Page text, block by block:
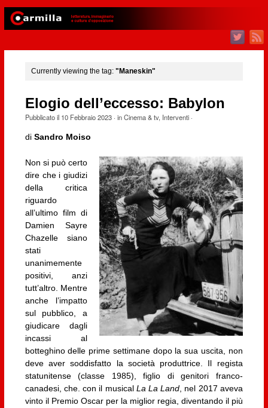
Currently viewing the tag: "Maneskin"
Elogio dell’eccesso: Babylon
Pubblicato il 10 Febbraio 2023· inCinema & tv, Interventi·
di Sandro Moiso
Non si può certo
dire che i giudizi
della critica
riguardo
all’ultimo film di
Damien Sayre
Chazelle siano
stati
unanimemente
positivi, anzi
tutt’altro. Mentre
anche l’impatto
sul pubblico, a
giudicare dagli
incassi al
botteghino delle prime settimane dopo la sua uscita, non
deve aver soddisfatto la società produttrice. Il regista
statunitense (classe 1985), figlio di genitori franco-
canadesi, che. con il musical La La Land, nel 2017 aveva
vinto il Premio Oscar per la miglior regia, diventando il più